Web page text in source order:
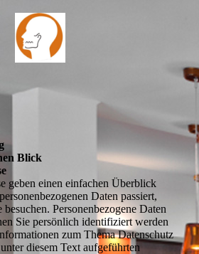
Blick
geben einen einfachen Überblick
Daten passiert,
Personenbezogene Daten
Sie persönlich identifiziert werden
zum Thema Datenschutz
diesem Text aufgeführten